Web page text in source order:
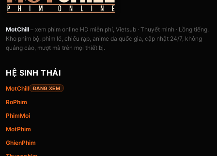
MotChill – xem phim online HD miễn phí, Vietsub · Thuyết minh · Lồng tiếng.
Kho phim bộ, phim lẻ, chiếu rạp, anime đa quốc gia, cập nhật 24/7, không
quảng cáo, mượt mà trên mọi thiết bị.
HỆ SINH THÁI
MotChill ĐANG XEM
RoPhim
PhimMoi
MotPhim
GhienPhim